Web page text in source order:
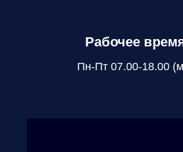
Пн-Пт 07.00-18.00
Рабочее